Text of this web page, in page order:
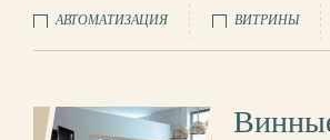
АВТОМАТИЗАЦИЯ ВИТРИНЫ